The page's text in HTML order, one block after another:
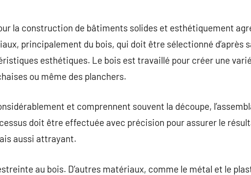
la construction de bâtiments solides et esthétiquement
principalement du bois, qui doit être sélectionné d’après
esthétiques. Le bois est travaillé pour créer une
ou même des planchers.
et comprennent souvent la découpe,
doit être effectuée avec précision pour assurer le
aussi attrayant.
au bois. D’autres matériaux, comme le métal et le